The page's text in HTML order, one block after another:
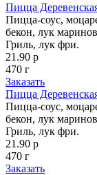
Пицца
Пицца-соус,
бекон, лук
Гриль, лук фри.
21.90 р
470 г
Заказать
Пицца
Пицца-соус,
бекон, лук
Гриль, лук фри.
21.90 р
470 г
Заказать